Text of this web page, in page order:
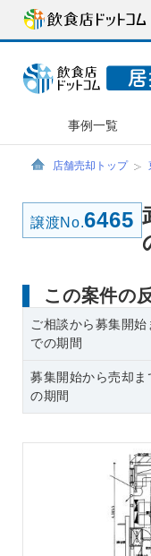
事例一覧
店舗売却トップ
譲渡No.6465
この案件の
ご相談から募集開始
での期間
募集開始から売却ま
の期間